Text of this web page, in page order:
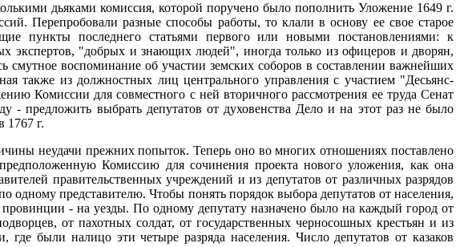
дьяками комиссия, которой поручено было пополнить Уложение 1649 г.
Перепробовали разные способы работы, то клали в основу ее свое старое
пункты последнего статьями первого или новыми постановлениями: к
экспертов, "добрых и знающих людей", иногда только из офицеров и дворян,
смутное воспоминание об участии земских соборов в составлении важнейших
также из должностных лиц центрального управления с участием "Десьянс-
Комиссии для совместного с ней вторичного рассмотрения ее труда Сенат
предложить выбрать депутатов от духовенства Дело и на этот раз не было
1767 г.
неудачи прежних попыток. Теперь оно во многих отношениях поставлено
Комиссию для сочинения проекта нового уложения, как она
правительственных учреждений и из депутатов от различных разрядов
одному представителю. Чтобы понять порядок выбора депутатов от населения,
- на уезды. По одному депутату назначено было на каждый город от
от пахотных солдат, от государственных черносошных крестьян и из
были налицо эти четыре разряда населения. Число депутатов от казаков